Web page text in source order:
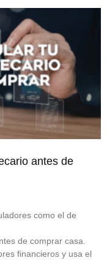
antes de
como el de
de comprar casa.
financieros y usa el